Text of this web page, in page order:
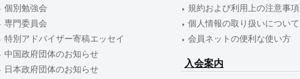
個別勉強会
専門委員会
特別アドバイザー寄稿エッセイ
中国政府団体のお知らせ
日本政府団体のお知らせ
規約および利用上の注意事項
個人情報の取り扱いについて
会員ネットの便利な使い方
入会案内